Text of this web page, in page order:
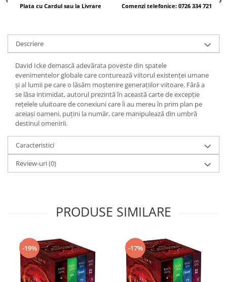
Inspiraţie divină
Vindecare spirituală
Cristale
Supă de pui pentru suflet
Yoga
Oracol
Spiritualitate şi ştiinţă
Fără categorie
Cunoaștere
Plata cu Cardul sau la Livrare Comenzi telefonice: 0726 334 721
Descriere
David Icke demască adevărata poveste din spatele
evenimentelor globale care conturează viitorul existenţei umane
și al lumii pe care o lăsăm moștenire generaţiilor viitoare. Fără a
se lăsa intimidat, autorul prezintă în această carte de excepţie
reţelele uluitoare de conexiuni care îi au mereu în prim plan pe
aceiași oameni, puţini la număr, care manipulează din umbră
destinul omenirii.
Caracteristici
Review-uri(0)
PRODUSE SIMILARE
-19% -17%